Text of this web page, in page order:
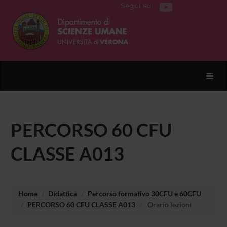
Segui su
PERCORSO 60 CFU
CLASSE A013
Home Didattica
Percorso formativo 30CFU e 60CFU
PERCORSO 60 CFU CLASSE A013
Orario lezioni